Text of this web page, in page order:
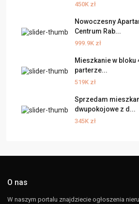
450K zł
Nowoczesny
Centrum Rab...
999.9K zł
Mieszkanie w bloku
parterze...
519K zł
Sprzedam
dwupokojowe z d...
345K zł
O nas
W naszym portalu znajdziecie ogłoszenia